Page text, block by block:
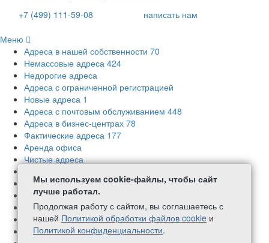
+7 (499) 111-59-08
написать нам
Меню
Адреса в нашей собственности 70
Немассовые адреса 424
Недорогие адреса
Адреса с ограниченной регистрацией
Новые адреса 1
Адреса с почтовым обслуживанием 448
Адреса в бизнес-центрах 78
Фактические адреса 177
Аренда офиса
Чистые адреса
Акции и скидки
Приглашаем к сотрудничеству
Полезная информация
Избранные адреса
О компании
Мы используем cookie-файлы, чтобы сайт
лучше работал.
Продолжая работу с сайтом, вы соглашаетесь с
нашей Политикой обработки файлов cookie и
Политикой конфиденциальности.